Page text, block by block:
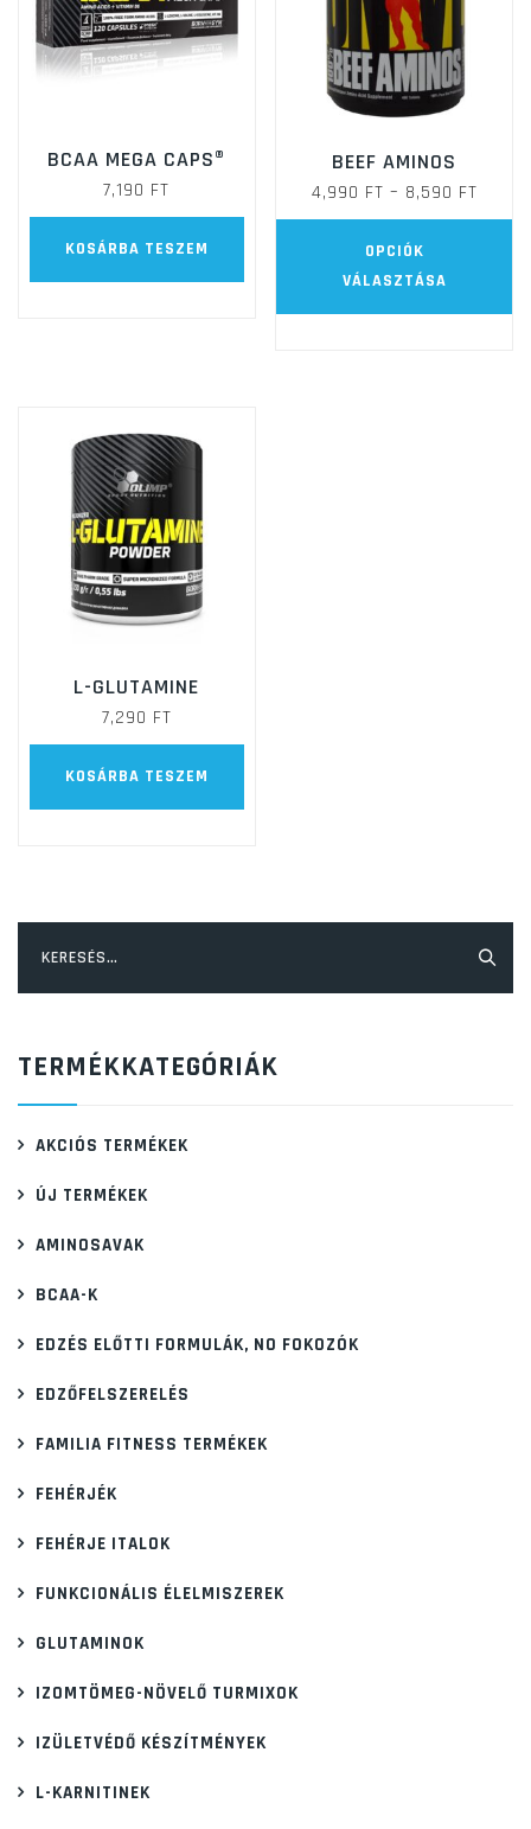
BCAA MEGA CAPS®
7,190 FT
KOSÁRBA TESZEM
BEEF AMINOS
4,990 FT – 8,590 FT
4,990
OPCIÓK
VÁLASZTÁSA
L-GLUTAMINE
7,290 FT
KOSÁRBA TESZEM
TERMÉKKATEGÓRIÁK
AKCIÓS TERMÉKEK
ÚJ TERMÉKEK
AMINOSAVAK
BCAA-K
EDZÉS ELŐTTI FORMULÁK, NO FOKOZÓK
EDZŐFELSZERELÉS
FAMILIA FITNESS TERMÉKEK
FEHÉRJÉK
FEHÉRJE ITALOK
FUNKCIONÁLIS ÉLELMISZEREK
GLUTAMINOK
IZOMTÖMEG-NÖVELŐ TURMIXOK
IZÜLETVÉDŐ KÉSZÍTMÉNYEK
L-KARNITINEK